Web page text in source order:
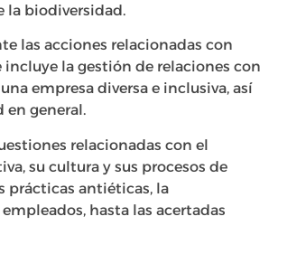
la biodiversidad.
las acciones relacionadas con
incluye la gestión de relaciones con
empresa diversa e inclusiva, así
en general.
relacionadas con el
su cultura y sus procesos de
prácticas antiéticas, la
hasta las acertadas